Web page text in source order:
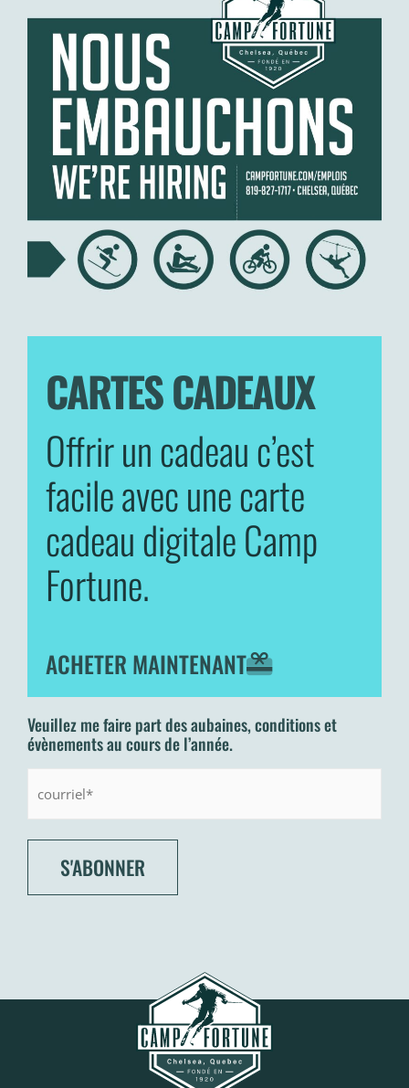
CARTES CADEAUX
Offrir un cadeau c’est
facile avec une carte
cadeau digitale Camp
Fortune.
ACHETER MAINTENANT
Veuillez me faire part des aubaines, conditions et
évènements au cours de l’année.
Courriel: